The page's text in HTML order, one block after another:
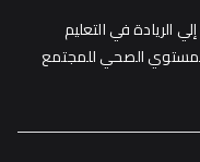
الريادة في التعليم
الصحي للمجتمع